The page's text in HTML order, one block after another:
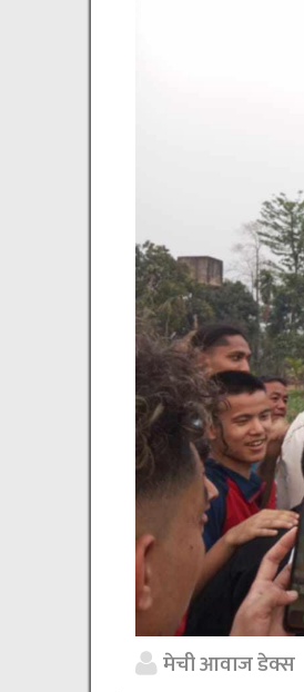
मेची आवाज डेक्स